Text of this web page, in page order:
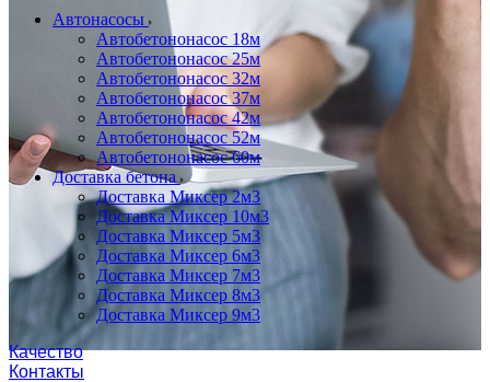
Автонасосы
Автобетононасос 18м
Автобетононасос 25м
Автобетононасос 32м
Автобетононасос 37м
Автобетононасос 42м
Автобетононасос 52м
Автобетононасос 60м
Доставка бетона
Доставка Миксер 2м3
Доставка Миксер 10м3
Доставка Миксер 5м3
Доставка Миксер 6м3
Доставка Миксер 7м3
Доставка Миксер 8м3
Доставка Миксер 9м3
Качество
Контакты